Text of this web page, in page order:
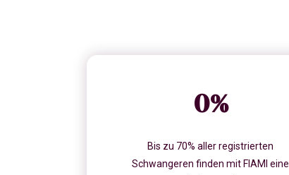
0%
Bis zu 70% aller registrierten
Schwangeren finden mit FIAMI eine